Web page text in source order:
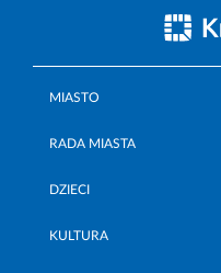
MIASTO
RADA MIASTA
DZIECI
KULTURA